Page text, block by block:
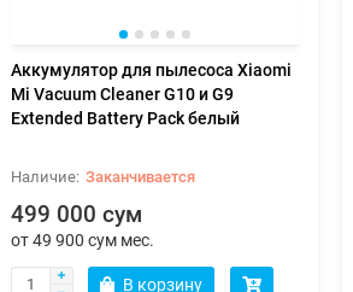
Конвекторный электрический
обогреватель ARDESTO, 20м2, 2000Вт,
мех. упр-ние, открытый нагрев.
Спасибо за быструю доставку..
→
Аккумулятор для пылесоса Xiaomi
Mi Vacuum Cleaner G10 и G9
Extended Battery Pack белый
Заканчивается
499 000 сум
от 49 900 сум мес.
В корзину